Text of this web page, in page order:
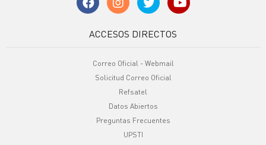
ACCESOS DIRECTOS
Correo Oficial - Webmail
Solicitud Correo Oficial
Refsatel
Datos Abiertos
Preguntas Frecuentes
UPSTI